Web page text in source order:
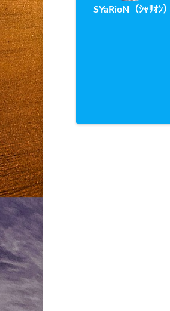
SYaRioN（ｼｬﾘｵﾝ）